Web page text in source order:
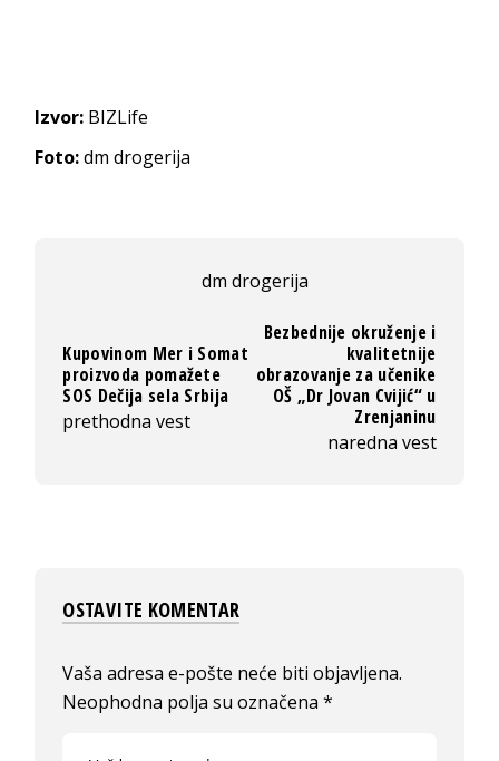
Izvor: BIZLife
Foto:dm drogerija
dm drogerija
Kupovinom Mer i Somat
proizvoda pomažete
SOS Dečija sela Srbija
prethodna vest
Bezbednije okruženje i
kvalitetnije
obrazovanje za učenike
OŠ „Dr Jovan Cvijić“ u
Zrenjaninu
naredna vest
OSTAVITE KOMENTAR
Vaša adresa e-pošte neće biti objavljena.
Neophodna polja su označena*